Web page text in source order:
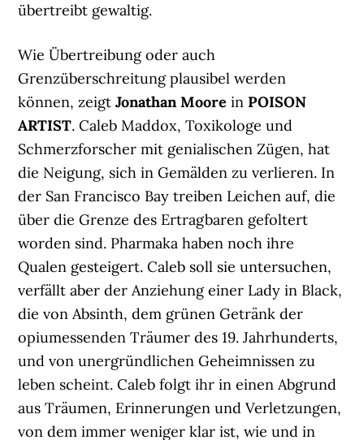
übertreibt gewaltig.
Wie Übertreibung oder auch
Grenzüberschreitung plausibel werden
können, zeigtJonathan Moore inPOISON
ARTIST. Caleb Maddox, Toxikologe und
Schmerzforscher mit genialischen Zügen, hat
die Neigung, sich in Gemälden zu verlieren. In
der San Francisco Bay treiben Leichen auf, die
über die Grenze des Ertragbaren gefoltert
worden sind. Pharmaka haben noch ihre
Qualen gesteigert. Caleb soll sie untersuchen,
verfällt aber der Anziehung einer Lady in Black,
die von Absinth, dem grünen Getränk der
opiumessenden Träumer des 19. Jahrhunderts,
und von unergründlichen Geheimnissen zu
leben scheint. Caleb folgt ihr in einen Abgrund
aus Träumen, Erinnerungen und Verletzungen,
von dem immer weniger klar ist, wie und in